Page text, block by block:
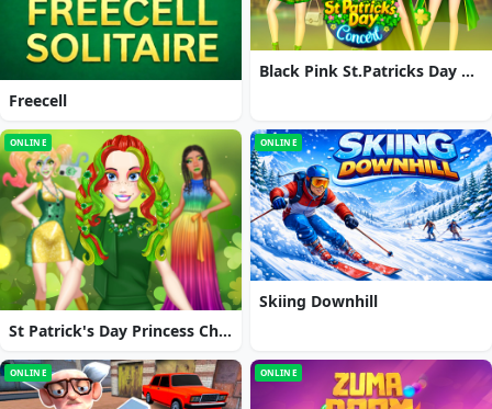
Freecell
Black Pink St.Patricks Day Concert
ONLINE
St Patrick's Day Princess Challenge
ONLINE
Skiing Downhill
ONLINE ONLINE